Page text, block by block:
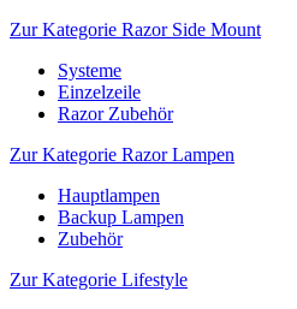
Zur Kategorie Razor Side Mount
Systeme
Einzelzeile
Razor Zubehör
Zur Kategorie Razor Lampen
Hauptlampen
Backup Lampen
Zubehör
Zur Kategorie Lifestyle